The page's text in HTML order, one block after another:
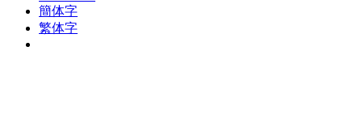
簡体字
繁体字